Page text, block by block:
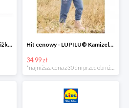
Digital Festival - Cyfrowe Zniżki Ubrania dla dzieci w Lidlu -20% Hit cenowy - LUPILU® Kamizelka pikowana dziewczęca
34.99 zł